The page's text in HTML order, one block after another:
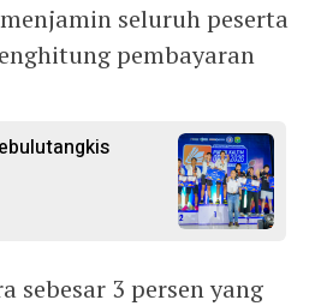
seluruh peserta
pembayaran
sebesar 3 persen yang